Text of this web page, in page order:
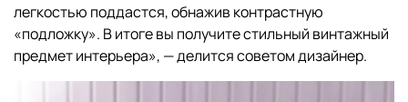
легкостью поддастся, обнажив контрастную
«подложку». В итоге вы получите стильный винтажный
предмет интерьера», — делится советом дизайнер.